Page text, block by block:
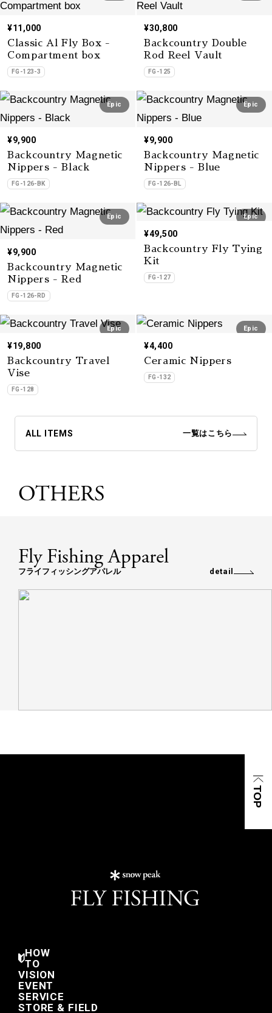
¥11,000
Classic Al Fly Box -
Compartment box
FG-123-3
¥30,800
Backcountry Double
Rod Reel Vault
FG-125
Epic
¥9,900
Backcountry Magnetic
Nippers - Black
FG-126-BK
Epic
¥9,900
Backcountry Magnetic
Nippers - Blue
FG-126-BL
Epic
¥9,900
Backcountry Magnetic
Nippers - Red
FG-126-RD
Epic
¥49,500
Backcountry Fly Tying
Kit
FG-127
Epic
¥19,800
Backcountry Travel
Vise
FG-128
Epic
¥4,400
Ceramic Nippers
FG-132
ALL ITEMS 一覧はこちら
OTHERS
Fly Fishing Apparel
フライフィッシングアパレル detail
HOW
TO
VISION
EVENT
SERVICE
STORE & FIELD